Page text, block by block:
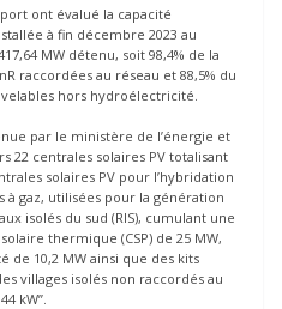
ont évalué la capacité
à fin décembre 2023 au
MW détenu, soit 98,4% de la
raccordées au réseau et 88,5% du
hors hydroélectricité.
par le ministère de l’énergie et
22 centrales solaires PV totalisant
solaires PV pour l’hybridation
gaz, utilisées pour la génération
isolés du sud (RIS), cumulant une
thermique (CSP) de 25 MW,
de 10,2 MW ainsi que des kits
villages isolés non raccordés au
kW”.